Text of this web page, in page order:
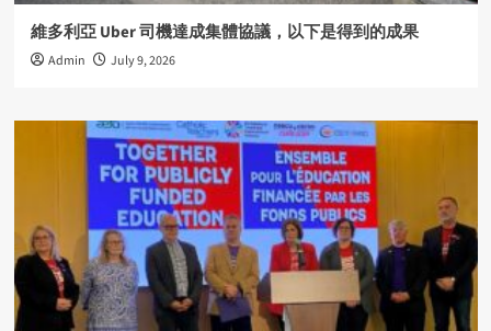
維多利亞 Uber 司機達成集體協議，以下是得到的成果
Admin July 9, 2026